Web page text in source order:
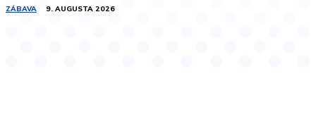
ZÁBAVA 9. AUGUSTA 2026